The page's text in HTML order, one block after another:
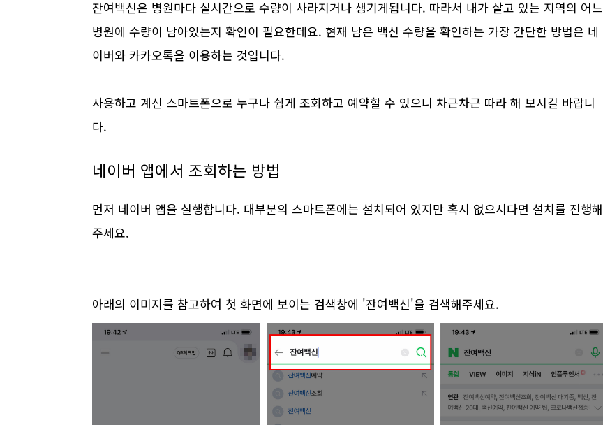
잔여백신은 병원마다 실시간으로 수량이 사라지거나 생기게됩니다. 따라서 내가 살고 있는 지역의 어느
병원에 수량이 남아있는지 확인이 필요한데요. 현재 남은 백신 수량을 확인하는 가장 간단한 방법은 네
이버와 카카오톡을 이용하는 것입니다.
사용하고 계신 스마트폰으로 누구나 쉽게 조회하고 예약할 수 있으니 차근차근 따라 해 보시길 바랍니
다.
네이버 앱에서 조회하는 방법
먼저 네이버 앱을 실행합니다. 대부분의 스마트폰에는 설치되어 있지만 혹시 없으시다면 설치를 진행해
주세요.
아래의 이미지를 참고하여 첫 화면에 보이는 검색창에 '잔여백신'을 검색해주세요.